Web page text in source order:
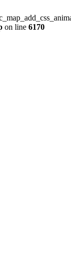
on line 6170